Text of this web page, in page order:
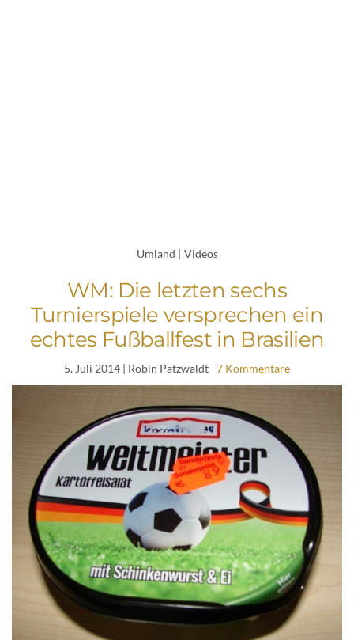
Umland | Videos
WM: Die letzten sechs
Turnierspiele versprechen ein
echtes Fußballfest in Brasilien
5. Juli 2014 | Robin Patzwaldt 7 Kommentare